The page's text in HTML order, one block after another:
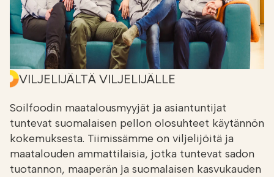
VILJELIJÄLTÄ VILJELIJÄLLE
Soilfoodin maatalousmyyjät ja asiantuntijat
tuntevat suomalaisen pellon olosuhteet käytännön
kokemuksesta. Tiimissämme on viljelijöitä ja
maatalouden ammattilaisia, jotka tuntevat sadon
tuotannon, maaperän ja suomalaisen kasvukauden